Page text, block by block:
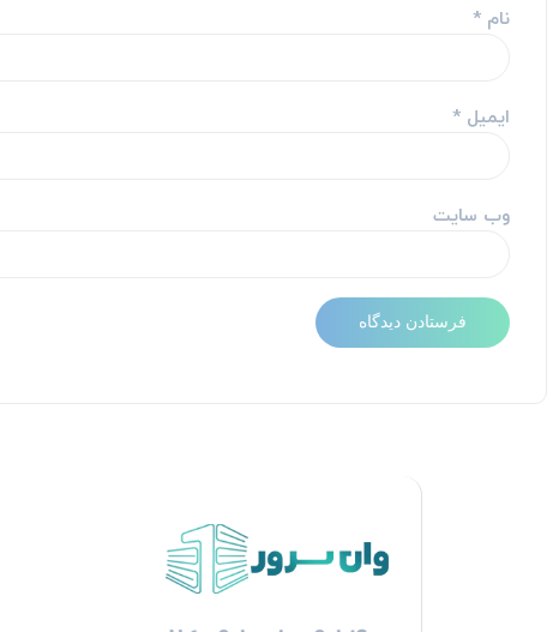
نام *
ایمیل *
وب‌ سایت